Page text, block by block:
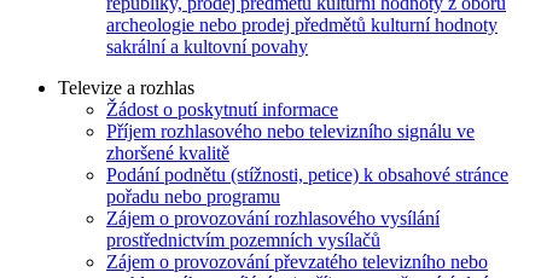
archeologie nebo prodej předmětů kulturní hodnoty
sakrální a kultovní povahy
Televize a rozhlas
Žádost o poskytnutí informace
Příjem rozhlasového nebo televizního signálu ve
zhoršené kvalitě
Podání podnětu (stížnosti, petice) k obsahové stránce
pořadu nebo programu
Zájem o provozování rozhlasového vysílání
prostřednictvím pozemních vysílačů
Zájem o provozování převzatého televizního nebo